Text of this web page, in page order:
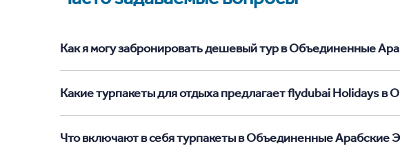
Как я могу забронировать дешевый тур в Объединенные
Какие турпакеты для отдыха предлагает flydubai Holidays
Что включают в себя турпакеты в Объединенные Арабские